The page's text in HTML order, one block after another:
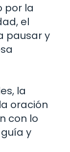
por la
el
pausar y
la
oración
con lo
y